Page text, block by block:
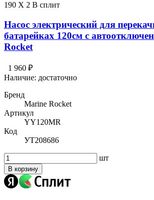
190 X 2 В сплит
Насос электрический для
батарейках 120см с
Rocket
1 960 ₽
Наличие: достаточно
Бренд
Marine Rocket
Артикул
YY120MR
Код
УТ208686
шт
В корзину